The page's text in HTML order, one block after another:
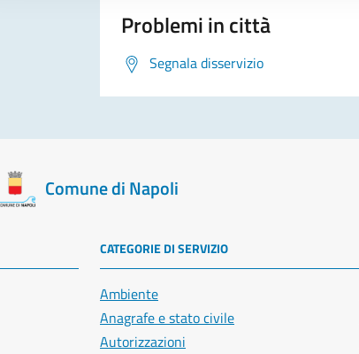
Problemi in città
Segnala disservizio
Comune di Napoli
CATEGORIE DI SERVIZIO
Ambiente
Anagrafe e stato civile
Autorizzazioni